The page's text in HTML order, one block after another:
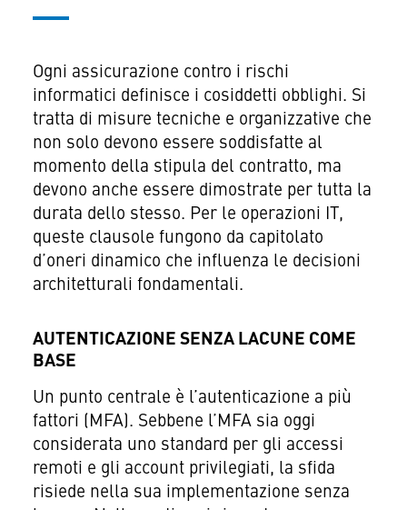
Ogni assicurazione contro i rischi
informatici definisce i cosiddetti obblighi. Si
tratta di misure tecniche e organizzative che
non solo devono essere soddisfatte al
momento della stipula del contratto, ma
devono anche essere dimostrate per tutta la
durata dello stesso. Per le operazioni IT,
queste clausole fungono da capitolato
d’oneri dinamico che influenza le decisioni
architetturali fondamentali.
AUTENTICAZIONE SENZA LACUNE COME
BASE
Un punto centrale è l’autenticazione a più
fattori (MFA). Sebbene l’MFA sia oggi
considerata uno standard per gli accessi
remoti e gli account privilegiati, la sfida
risiede nella sua implementazione senza